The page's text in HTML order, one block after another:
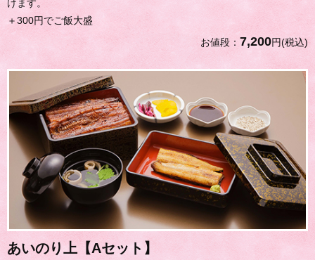
けます。
＋300円でご飯大盛
お値段： 7,200円(税込)
あいのり上【Aセット】